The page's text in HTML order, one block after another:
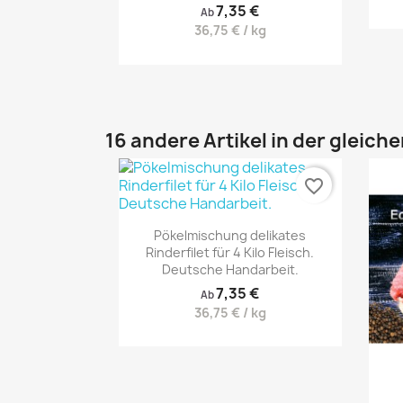
Ab7,35 €
36,75 € / kg
16 andere Artikel in der
Pökelmischung delikates
Rinderfilet für 4 Kilo Fleisch.
Deutsche Handarbeit.
Ab7,35 €
36,75 € / kg
favorite_border